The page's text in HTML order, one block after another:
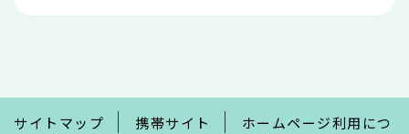
で
サイトマップ 携帯サイト
ホームページ利用につ